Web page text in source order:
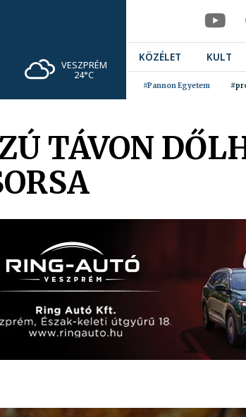
VESZPRÉM
24°C
KÖZÉLET KULT
#Pannon Egyetem
TÁVON